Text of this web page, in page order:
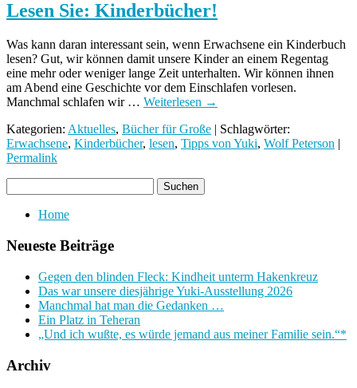
Lesen Sie: Kinderbücher!
Was kann daran interessant sein, wenn Erwachsene ein Kinderbuch
lesen? Gut, wir können damit unsere Kinder an einem Regentag
eine mehr oder weniger lange Zeit unterhalten. Wir können ihnen
am Abend eine Geschichte vor dem Einschlafen vorlesen.
Manchmal schlafen wir … Weiterlesen →
Kategorien: Aktuelles, Bücher für Große | Schlagwörter:
Erwachsene, Kinderbücher, lesen, Tipps von Yuki, Wolf Peterson |
Permalink
Home
Neueste Beiträge
Gegen den blinden Fleck: Kindheit unterm Hakenkreuz
Das war unsere diesjährige Yuki-Ausstellung 2026
Manchmal hat man die Gedanken …
Ein Platz in Teheran
„Und ich wußte, es würde jemand aus meiner Familie sein.“*
Archiv